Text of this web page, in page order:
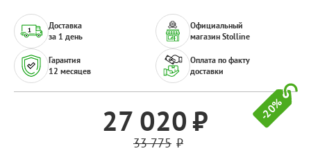
-20%
Доставка
за 1 день
Гарантия
12 месяцев
Официальный
магазин Stolline
Оплата по факту
доставки
27 020
33 775